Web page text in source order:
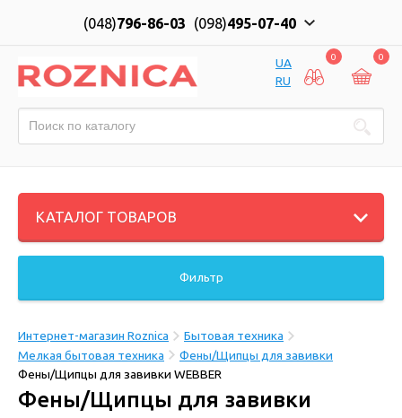
(048)796-86-03 (098)495-07-40
UA
RU
0 0
КАТАЛОГ ТОВАРОВ
Фильтр
Интернет-магазин Roznica
Бытовая техника
Мелкая бытовая техника
Фены/Щипцы для завивки
Фены/Щипцы для завивки WEBBER
Фены/Щипцы для завивки